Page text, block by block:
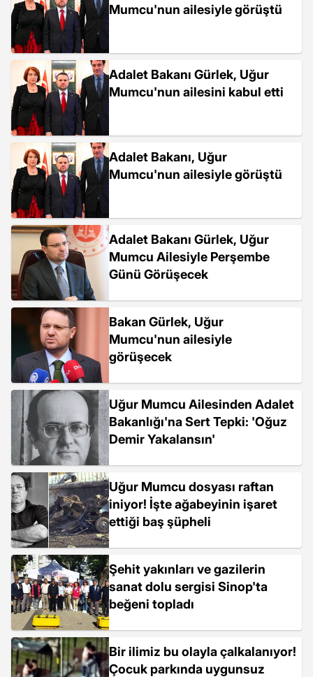
Mumcu'nun ailesiyle görüştü
Adalet Bakanı Gürlek, Uğur
Mumcu'nun ailesini kabul etti
Adalet Bakanı, Uğur
Mumcu'nun ailesiyle görüştü
Adalet Bakanı Gürlek, Uğur
Mumcu Ailesiyle Perşembe
Günü Görüşecek
Bakan Gürlek, Uğur
Mumcu'nun ailesiyle
görüşecek
Uğur Mumcu Ailesinden Adalet
Bakanlığı'na Sert Tepki: 'Oğuz
Demir Yakalansın'
Uğur Mumcu dosyası raftan
iniyor! İşte ağabeyinin işaret
ettiği baş şüpheli
Şehit yakınları ve gazilerin
sanat dolu sergisi Sinop'ta
beğeni topladı
Bir ilimiz bu olayla çalkalanıyor!
Çocuk parkında uygunsuz